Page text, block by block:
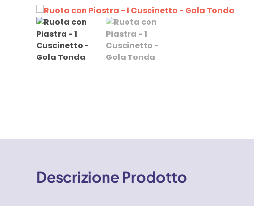
Descrizione Prodotto